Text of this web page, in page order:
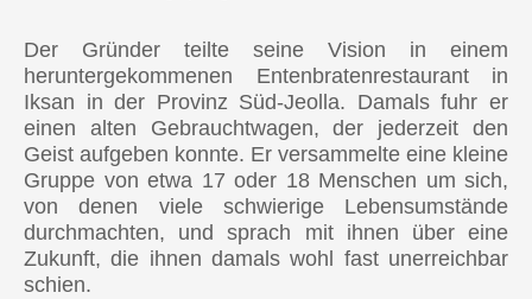
EUROPA
🇪🇺 Atomy Europe (Alle EU-Länder)
🇬🇧 Vereinigtes Königreich
🇹🇷 Türkei
ASIEN
Der Gründer teilte seine Vision in einem
heruntergekommenen Entenbratenrestaurant in
Iksan in der Provinz Süd-Jeolla. Damals fuhr er
einen alten Gebrauchtwagen, der jederzeit den
Geist aufgeben konnte. Er versammelte eine kleine
Gruppe von etwa 17 oder 18 Menschen um sich,
von denen viele schwierige Lebensumstände
durchmachten, und sprach mit ihnen über eine
Zukunft, die ihnen damals wohl fast unerreichbar
schien.